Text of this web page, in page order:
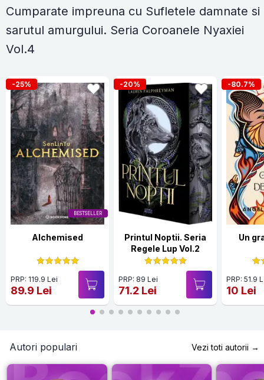
Cumparate impreuna cu Sufletele damnate si
sarutul amurgului. Seria Coroanele Nyaxiei
Vol.4
BESTSELLER
-25%
Alchemised
PRP: 119.9 Lei
89.9 Lei
-20%
Printul Noptii. Seria
Regele Lup Vol.2
PRP: 89 Lei
71.2 Lei
-80.7%
Un
PRP: 51.9
10 Lei
Autori populari Vezi toti autorii →